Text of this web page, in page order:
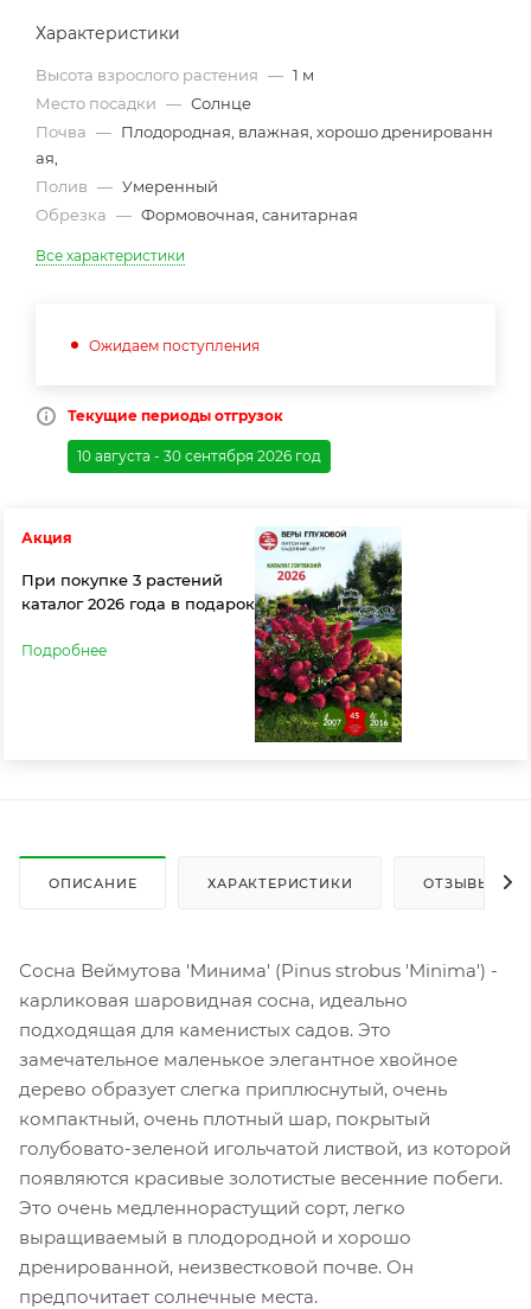
Характеристики
Высота взрослого растения — 1 м
Место посадки — Солнце
Почва — Плодородная, влажная, хорошо дренированн
ая,
Полив — Умеренный
Обрезка — Формовочная, санитарная
Все характеристики
Ожидаем поступления
Текущие периоды отгрузок
10 августа - 30 сентября 2026 год
Акция
При покупке 3 растений
каталог 2026 года в подарок
Подробнее
ОПИСАНИЕ ХАРАКТЕРИСТИКИ ОТЗЫВЫ
Сосна Веймутова 'Минима' (Pinus strobus 'Minima') -
карликовая шаровидная сосна, идеально
подходящая для каменистых садов. Это
замечательное маленькое элегантное хвойное
дерево образует слегка приплюснутый, очень
компактный, очень плотный шар, покрытый
голубовато-зеленой игольчатой листвой, из которой
появляются красивые золотистые весенние побеги.
Это очень медленнорастущий сорт, легко
выращиваемый в плодородной и хорошо
дренированной, неизвестковой почве. Он
предпочитает солнечные места.